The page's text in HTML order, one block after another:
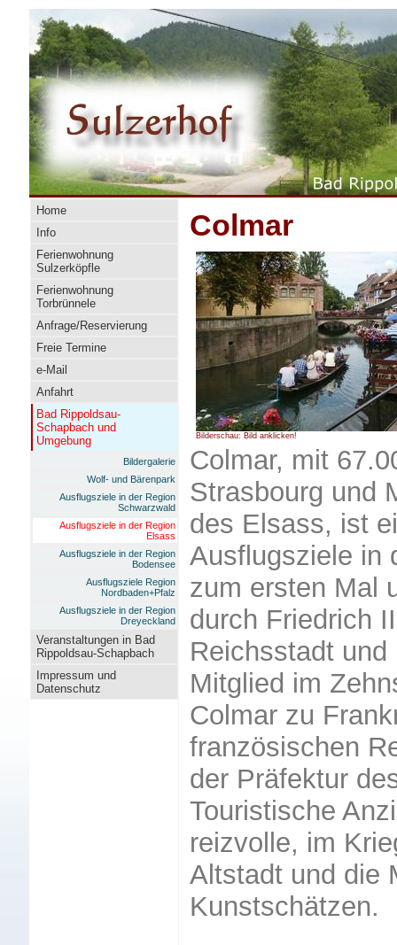
Home
Info
Ferienwohnung
Sulzerköpfle
Ferienwohnung
Torbrünnele
Anfrage/Reservierung
Freie Termine
e-Mail
Anfahrt
Bad Rippoldsau-
Schapbach und
Umgebung
Bildergalerie
Wolf- und Bärenpark
Ausflugsziele in der Region
Schwarzwald
Ausflugsziele in der Region
Elsass
Ausflugsziele in der Region
Bodensee
Ausflugsziele Region
Nordbaden+Pfalz
Ausflugsziele in der Region
Dreyeckland
Veranstaltungen in Bad
Rippoldsau-Schapbach
Impressum und
Datenschutz
Colmar
Bilderschau: Bild anklicken!
Colmar, mit
Strasbourg und
des Elsass, ist
Ausflugsziele in
zum ersten Mal
durch Friedrich
Reichsstadt
Mitglied im
Colmar zu
französischen
der Präfektur
Touristische
reizvolle, im
Altstadt und die
Kunstschätzen.